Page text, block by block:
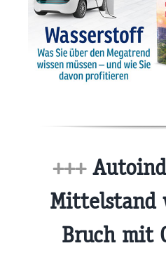
+++
Mittelstand
Bruch mit